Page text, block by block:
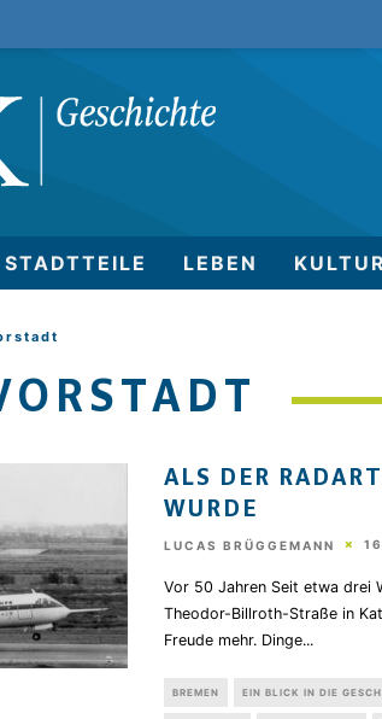
STADTTEILE LEBEN KULTUR
ALS DER
WURDE
LUCAS BRÜGGEMANN
Vor 50 Jahren Seit etwa drei
Theodor-Billroth-Straße in
Freude mehr. Dinge...
BREMEN EIN BLICK IN DIE